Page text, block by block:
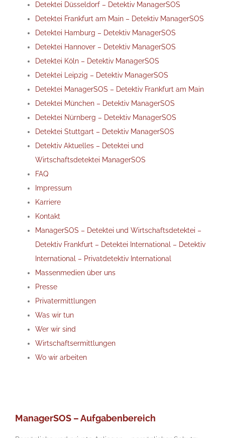
Detektei Düsseldorf – Detektiv ManagerSOS
Detektei Frankfurt am Main – Detektiv ManagerSOS
Detektei Hamburg – Detektiv ManagerSOS
Detektei Hannover – Detektiv ManagerSOS
Detektei Köln – Detektiv ManagerSOS
Detektei Leipzig – Detektiv ManagerSOS
Detektei ManagerSOS – Detektiv Frankfurt am Main
Detektei München – Detektiv ManagerSOS
Detektei Nürnberg – Detektiv ManagerSOS
Detektei Stuttgart – Detektiv ManagerSOS
Detektiv Aktuelles – Detektei und
Wirtschaftsdetektei ManagerSOS
FAQ
Impressum
Karriere
Kontakt
ManagerSOS – Detektei und Wirtschaftsdetektei –
Detektiv Frankfurt – Detektei International – Detektiv
International – Privatdetektiv International
Massenmedien über uns
Presse
Privatermittlungen
Was wir tun
Wer wir sind
Wirtschaftsermittlungen
Wo wir arbeiten
ManagerSOS – Aufgabenbereich